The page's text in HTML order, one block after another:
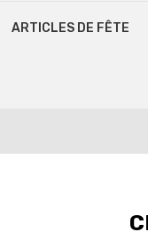
ARTICLES DE FÊTE